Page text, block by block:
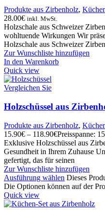
Produkte aus Zirbenholz,
28.00€ inkl. MwSt.
Holzschale aus Schweizer
wohltuende Wirkungen Wir
Holzschale aus Schweizer
Zur Wunschliste hinzufügen
In den Warenkorb
Quick view
Vergleichen Sie
Holzschüssel aus
Produkte aus Zirbenholz,
15.90€ – 118.90€Preisspanne:
Exklusive Holzschüssel aus
Gesundheit in Ihrem Zuhause
gefertigt, das für seinen
Zur Wunschliste hinzufügen
Ausführung wählen Dieses
Die Optionen können auf der
Quick view